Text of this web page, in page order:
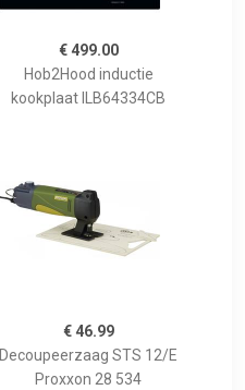
€ 499.00
Hob2Hood inductie
kookplaat ILB64334CB
€ 46.99
Decoupeerzaag STS 12/E
Proxxon 28 534